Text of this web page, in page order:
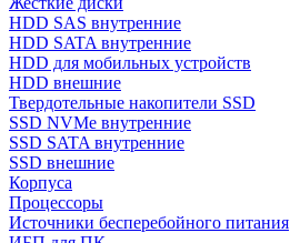
HDD SAS внутренние
HDD SATA внутренние
HDD для мобильных устройств
HDD внешние
Твердотельные накопители SSD
SSD NVMe внутренние
SSD SATA внутренние
SSD внешние
Корпуса
Процессоры
Источники бесперебойного питания